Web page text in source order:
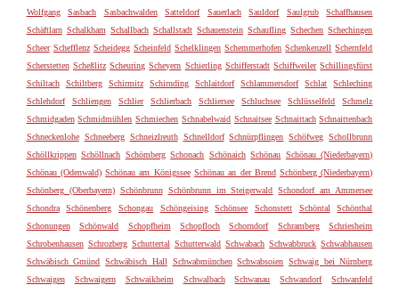
Wolfgang
Sasbach Sasbachwalden Satteldorf Sauerlach Sauldorf Saulgrub
Schaffhausen
Schäftlarn Schalkham Schallbach Schallstadt Schauenstein Schaufling Schechen Schechingen
Scheer Schefflenz Scheidegg Scheinfeld Schelklingen Schemmerhofen Schenkenzell Schernfeld
Scherstetten Scheßlitz Scheuring Scheyern Schierling Schifferstadt Schiffweiler Schillingsfürst
Schiltach
Schiltberg Schirmitz Schirnding Schlaitdorf Schlammersdorf Schlat
Schleching
Schlehdorf
Schliengen Schlier Schlierbach Schliersee Schluchsee Schlüsselfeld
Schmelz
Schmidgaden Schmidmühlen Schmiechen Schnabelwaid Schnaitsee Schnaittach Schnaittenbach
Schneckenlohe Schneeberg Schneizlreuth Schnelldorf Schnürpflingen Schöfweg Schollbrunn
Schöllkrippen Schöllnach Schömberg Schonach Schönaich Schönau Schönau (Niederbayern)
Schönau (Odenwald) Schönau am Königssee Schönau an der Brend Schönberg (Niederbayern)
Schönberg (Oberbayern) Schönbrunn Schönbrunn im Steigerwald Schondorf am Ammersee
Schondra
Schönenberg Schongau Schöngeising Schönsee Schonstett Schöntal
Schönthal
Schonungen
Schönwald Schopfheim Schopfloch Schorndorf Schramberg
Schriesheim
Schrobenhausen Schrozberg Schuttertal Schutterwald Schwabach Schwabbruck Schwabhausen
Schwäbisch Gmünd Schwäbisch Hall Schwabmünchen Schwabsoien Schwaig bei Nürnberg
Schwaigen
Schwaigern Schwaikheim Schwalbach Schwanau Schwandorf Schwanfeld